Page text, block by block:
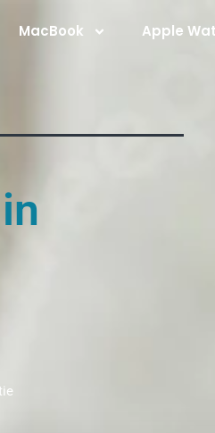
MacBook Apple